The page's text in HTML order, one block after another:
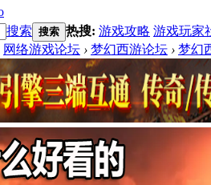
搜索 搜索 热搜: 游戏攻略 游戏玩家
网络游戏论坛 › 梦幻西游论坛 › 梦幻